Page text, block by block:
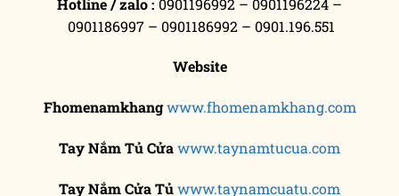
0901186997 – 0901186992 – 0901.196.551
Website
Fhomenamkhang www.fhomenamkhang.com
Tay Nắm TủCửawww.taynamtucua.com
Tay Nắm Cửa Tủwww.taynamcuatu.com